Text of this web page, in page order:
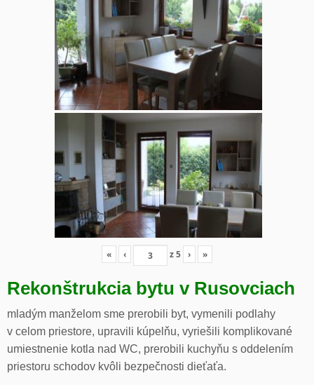
« ‹ z5 › »
Rekonštrukcia bytu v Rusovciach
mladým manželom sme prerobili byt, vymenili podlahy
v celom priestore, upravili kúpelňu, vyriešili komplikované
umiestnenie kotla nad WC, prerobili kuchyňu s oddelením
priestoru schodov kvôli bezpečnosti dieťaťa.